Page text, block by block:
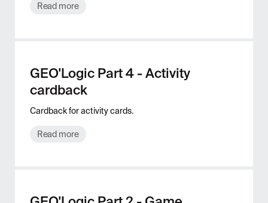
Read more
GEO'Logic Part 4 - Activity
cardback
Cardback for activity cards.
Read more